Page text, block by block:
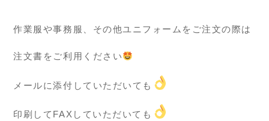
作業服や事務服、その他ユニフォームをご注文の際は
注文書をご利用ください
メールに添付していただいても
印刷してFAXしていただいても